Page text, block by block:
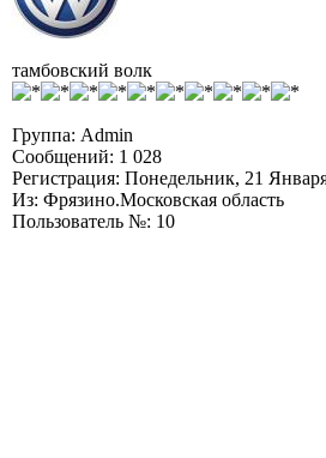
тамбовский волк
Группа: Admin
Сообщений: 1 028
Регистрация: Понедельник, 21
Из: Фрязино.Московская область
Пользователь №: 10